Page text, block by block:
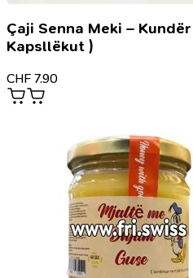
Çaji Senna Meki –
Kapsllëkut )
CHF 7.90